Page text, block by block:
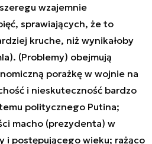
wzajemnie
sprawiających, że to
kruche, niż wynikałoby
(Problemy) obejmują
porażkę w wojnie na
i nieskuteczność bardzo
politycznego Putina;
macho (prezydenta) w
i postępującego wieku; rażąco